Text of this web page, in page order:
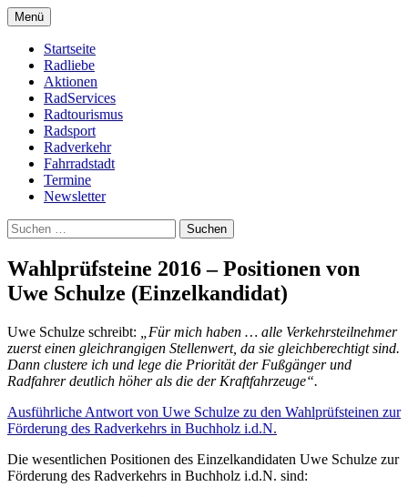
Zum
Inhalt
springen
Buchholz fährt Rad e.V.
Menü
Startseite
Radliebe
Aktionen
RadServices
Radtourismus
Radsport
Radverkehr
Fahrradstadt
Termine
Newsletter
Suchen
nach:
Wahlprüfsteine 2016 – Positionen von
Uwe Schulze (Einzelkandidat)
Uwe Schulze schreibt:
„Für mich haben … alle Verkehrsteilnehmer
zuerst einen gleichrangigen Stellenwert, da sie gleichberechtigt sind.
Dann clustere ich und lege die Priorität der Fußgänger und
Radfahrer deutlich höher als die der Kraftfahrzeuge“.
Ausführliche Antwort von Uwe Schulze zu den Wahlprüfsteinen zur
Förderung des Radverkehrs in Buchholz i.d.N.
Die wesentlichen Positionen des Einzelkandidaten Uwe Schulze zur
Förderung des Radverkehrs in Buchholz i.d.N. sind: